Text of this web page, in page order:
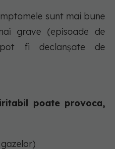
sunt mai bune
grave (episoade de
fi declanșate de
poate provoca,